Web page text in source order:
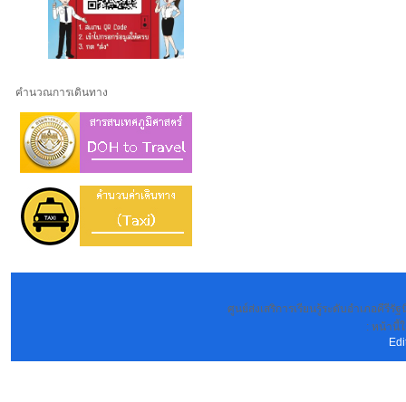
คำนวณการเดินทาง
ศูนย์ส่งเสริการเรียนรู้ระดับอำเภอคีรี
: หน้านี้